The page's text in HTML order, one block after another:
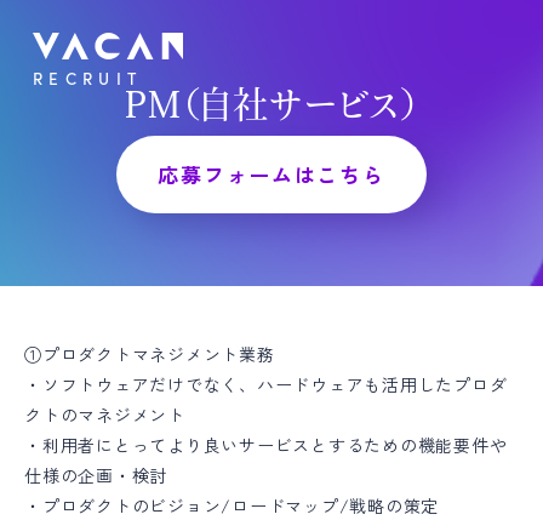
RECRUIT
PM（自社サービス）
応募フォームはこちら
①プロダクトマネジメント業務
・ソフトウェアだけでなく、ハードウェアも活用したプロダ
クトのマネジメント
・利用者にとってより良いサービスとするための機能要件や
仕様の企画・検討
・プロダクトのビジョン/ロードマップ/戦略の策定